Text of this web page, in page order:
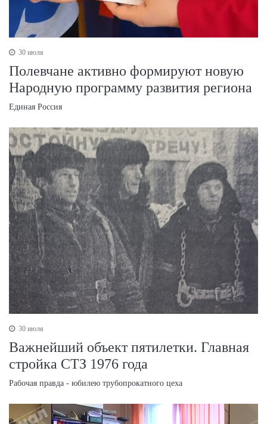
30 июля
Полевчане активно формируют новую
Народную программу развития региона
Единая Россия
30 июля
Важнейший объект пятилетки. Главная
стройка СТЗ 1976 года
Рабочая правда - юбилею трубопрокатного цеха